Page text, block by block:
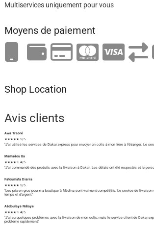
Multiservices uniquement pour vous
Moyens de paiement
Shop Location
Avis clients
Awa Traoré
★★★★★ 5/5
"J'ai utilisé les services de Dakar.express pour envoyer un colis à mon frère à l'étranger. Le
Mamadou Ba
★★★★☆ 4/5
"J'ai commandé des produits avec la livraison à Dakar. Les délais ont été respectés et le
Fatoumata Diarra
★★★★★ 5/5
"Les prix en gros pour ma boutique à Médina sont vraiment compétitifs. Le service de
temps et d'argent."
Abdoulaye Ndiaye
★★★★☆ 4/5
"J'ai eu quelques problèmes avec la livraison de mon colis, mais le service client de
problème rapidement."